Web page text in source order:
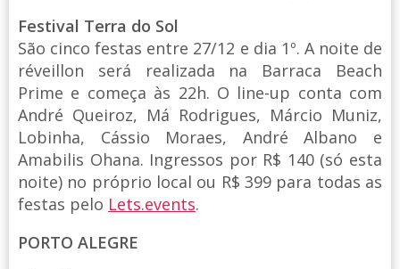
Festival Terra do Sol
São cinco festas entre 27/12 e dia 1º. A noite de
réveillon será realizada na Barraca Beach
Prime e começa às 22h. O line-up conta com
André Queiroz, Má Rodrigues, Márcio Muniz,
Lobinha, Cássio Moraes, André Albano e
Amabilis Ohana. Ingressos por R$ 140 (só esta
noite) no próprio local ou R$ 399 para todas as
festas pelo Lets.events.
PORTO ALEGRE